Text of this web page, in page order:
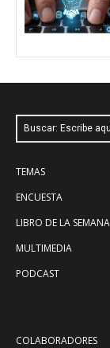
Buscar: Escribe
TEMAS
ENCUESTA
LIBRO DE LA SEMANA
MULTIMEDIA
PODCAST
COLABORADORES